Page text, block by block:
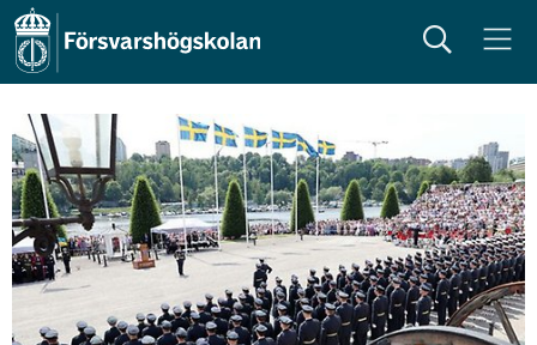
Sök Meny